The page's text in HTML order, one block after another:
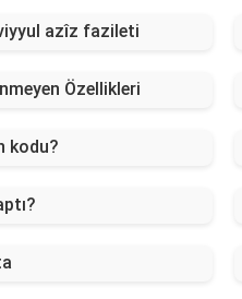
azîz fazileti
Özellikleri
kodu?